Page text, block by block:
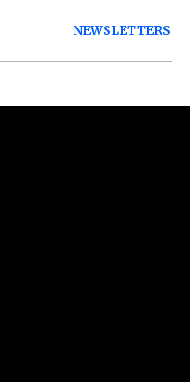
NEWSLETTERS